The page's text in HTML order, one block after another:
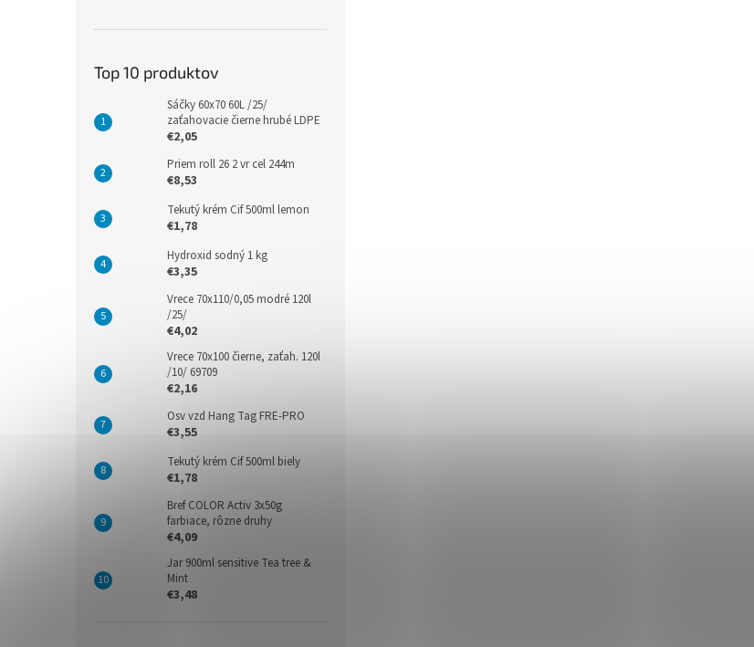
Top 10 produktov
Sáčky 60x70 60L /25/
zaťahovacie čierne hrubé LDPE
€2,05
Priem roll 26 2 vr cel 244m
€8,53
Tekutý krém Cif 500ml lemon
€1,78
Hydroxid sodný 1 kg
€3,35
Vrece 70x110/0,05 modré 120l
/25/
€4,02
Vrece 70x100 čierne, zaťah. 120l
/10/ 69709
€2,16
Osv vzd Hang Tag FRE-PRO
€3,55
Tekutý krém Cif 500ml biely
€1,78
Bref COLOR Activ 3x50g
farbiace, rôzne druhy
€4,09
Jar 900ml sensitive Tea tree &
Mint
€3,48